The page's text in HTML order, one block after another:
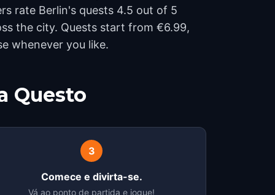
rate Berlin's quests 4.5 out of 5
the city. Quests start from €6.99,
whenever you like.
Questo
3
Comece e divirta-se.
Vá ao ponto de partida e jogue!